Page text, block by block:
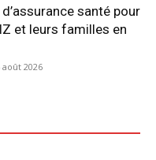
santé pour
et leurs familles en
août 2026